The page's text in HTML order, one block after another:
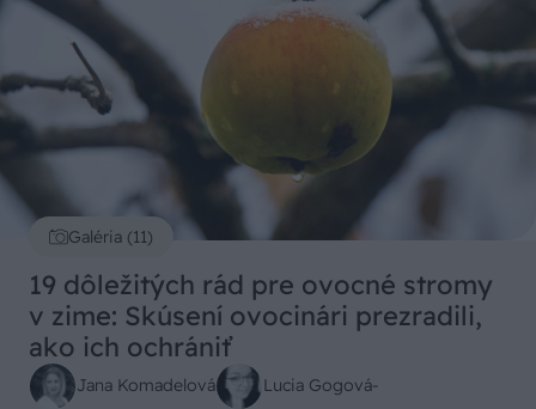
Galéria (11)
19 dôležitých rád pre ovocné stromy
v zime: Skúsení ovocinári prezradili,
ako ich ochrániť
Jana Komadelová Lucia Gogová-